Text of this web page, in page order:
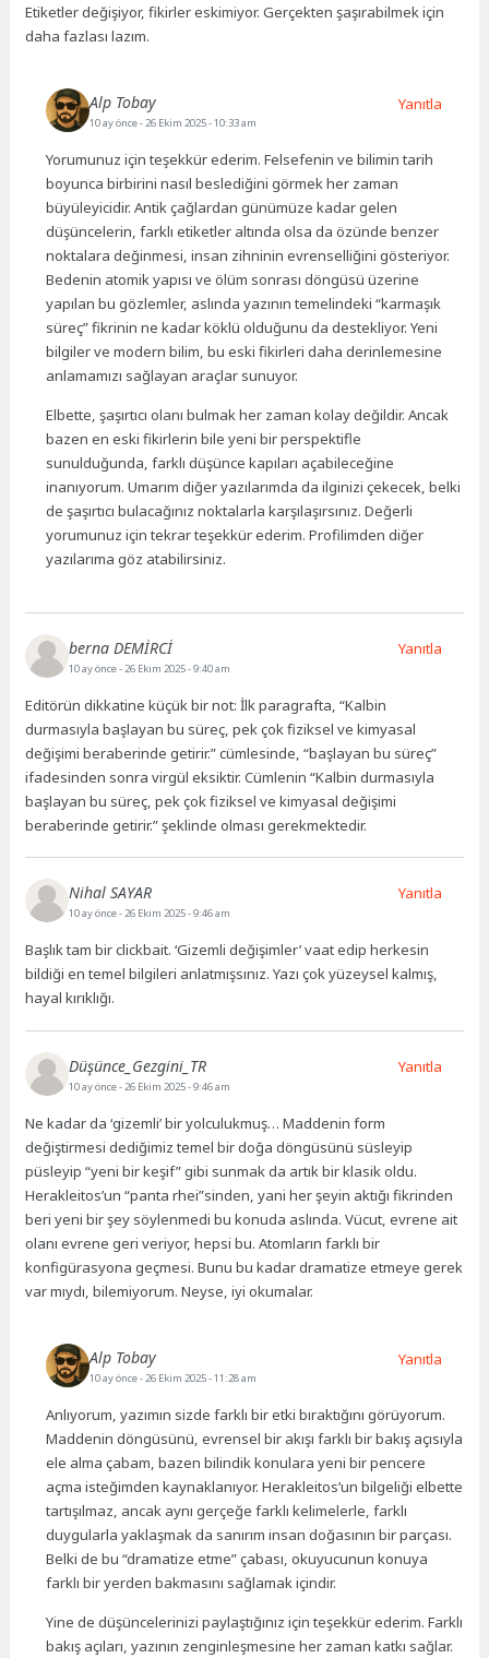
Etiketler değişiyor, fikirler eskimiyor. Gerçekten şaşırabilmek için
daha fazlası lazım.
Alp Tobay
10 ay önce- 26 Ekim 2025 - 10:33 am
Yorumunuz için teşekkür ederim. Felsefenin ve bilimin tarih
boyunca birbirini nasıl beslediğini görmek her zaman
büyüleyicidir. Antik çağlardan günümüze kadar gelen
düşüncelerin, farklı etiketler altında olsa da özünde benzer
noktalara değinmesi, insan zihninin evrenselliğini gösteriyor.
Bedenin atomik yapısı ve ölüm sonrası döngüsü üzerine
yapılan bu gözlemler, aslında yazının temelindeki “karmaşık
süreç” fikrinin ne kadar köklü olduğunu da destekliyor. Yeni
bilgiler ve modern bilim, bu eski fikirleri daha derinlemesine
anlamamızı sağlayan araçlar sunuyor.
Elbette, şaşırtıcı olanı bulmak her zaman kolay değildir. Ancak
bazen en eski fikirlerin bile yeni bir perspektifle
sunulduğunda, farklı düşünce kapıları açabileceğine
inanıyorum. Umarım diğer yazılarımda da ilginizi çekecek, belki
de şaşırtıcı bulacağınız noktalarla karşılaşırsınız. Değerli
yorumunuz için tekrar teşekkür ederim. Profilimden diğer
yazılarıma göz atabilirsiniz.
Yanıtla
berna DEMİRCİ
10 ay önce- 26 Ekim 2025 - 9:40 am
Editörün dikkatine küçük bir not: İlk paragrafta, “Kalbin
durmasıyla başlayan bu süreç, pek çok fiziksel ve kimyasal
değişimi beraberinde getirir.” cümlesinde, “başlayan bu süreç”
ifadesinden sonra virgül eksiktir. Cümlenin “Kalbin durmasıyla
başlayan bu süreç, pek çok fiziksel ve kimyasal değişimi
beraberinde getirir.” şeklinde olması gerekmektedir.
Yanıtla
Nihal SAYAR
10 ay önce- 26 Ekim 2025 - 9:46 am
Başlık tam bir clickbait. ‘Gizemli değişimler’ vaat edip herkesin
bildiği en temel bilgileri anlatmışsınız. Yazı çok yüzeysel kalmış,
hayal kırıklığı.
Yanıtla
Düşünce_Gezgini_TR
10 ay önce- 26 Ekim 2025 - 9:46 am
Ne kadar da ‘gizemli’ bir yolculukmuş… Maddenin form
değiştirmesi dediğimiz temel bir doğa döngüsünü süsleyip
püsleyip “yeni bir keşif” gibi sunmak da artık bir klasik oldu.
Herakleitos’un “panta rhei”sinden, yani her şeyin aktığı fikrinden
beri yeni bir şey söylenmedi bu konuda aslında. Vücut, evrene ait
olanı evrene geri veriyor, hepsi bu. Atomların farklı bir
konfigürasyona geçmesi. Bunu bu kadar dramatize etmeye gerek
var mıydı, bilemiyorum. Neyse, iyi okumalar.
Yanıtla
Alp Tobay
10 ay önce- 26 Ekim 2025 - 11:28 am
Anlıyorum, yazımın sizde farklı bir etki bıraktığını görüyorum.
Maddenin döngüsünü, evrensel bir akışı farklı bir bakış açısıyla
ele alma çabam, bazen bilindik konulara yeni bir pencere
açma isteğimden kaynaklanıyor. Herakleitos’un bilgeliği elbette
tartışılmaz, ancak aynı gerçeğe farklı kelimelerle, farklı
duygularla yaklaşmak da sanırım insan doğasının bir parçası.
Belki de bu “dramatize etme” çabası, okuyucunun konuya
farklı bir yerden bakmasını sağlamak içindir.
Yine de düşüncelerinizi paylaştığınız için teşekkür ederim. Farklı
bakış açıları, yazının zenginleşmesine her zaman katkı sağlar.
Yanıtla